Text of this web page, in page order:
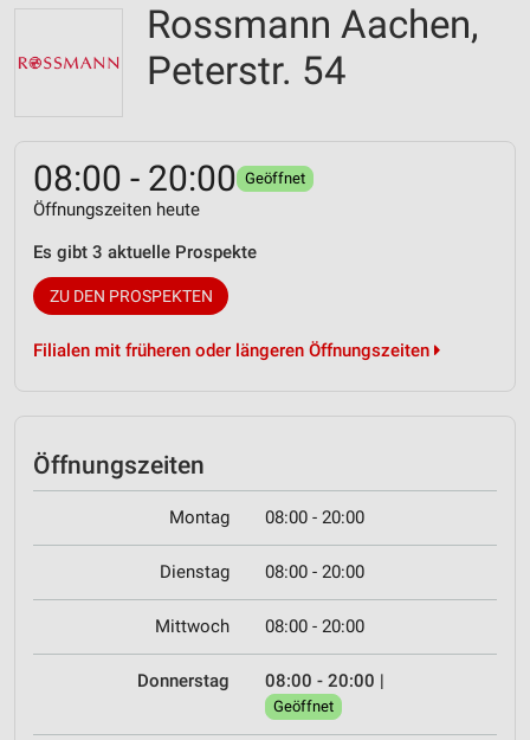
Rossmann Aachen,
Peterstr. 54
08:00 - 20:00 Geöffnet
Öffnungszeiten heute
Es gibt 3 aktuelle Prospekte
ZU DEN PROSPEKTEN
Filialen mit früheren oder längeren Öffnungszeiten
Öffnungszeiten
Montag 08:00 - 20:00
Dienstag 08:00 - 20:00
Mittwoch 08:00 - 20:00
Donnerstag 08:00 - 20:00 |
Geöffnet